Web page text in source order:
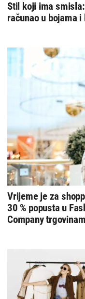
Stil koji ima
računao u bojama
Vrijeme je za
30 % popusta u
Company